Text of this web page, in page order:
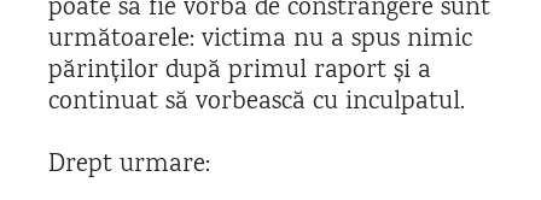
poate să fie vorba de constrângere sunt
următoarele: victima nu a spus nimic
părinților după primul raport și a
continuat să vorbească cu inculpatul.
Drept urmare: